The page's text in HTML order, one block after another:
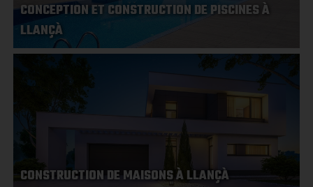
CONCEPTION ET CONSTRUCTION DE PISCINES À
LLANÇÀ
CONSTRUCTION DE MAISONS À LLANÇÀ